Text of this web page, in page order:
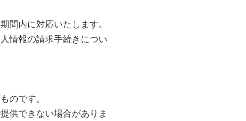
間内に対応いたします。
情報の請求手続きについ
のです。
供できない場合がありま